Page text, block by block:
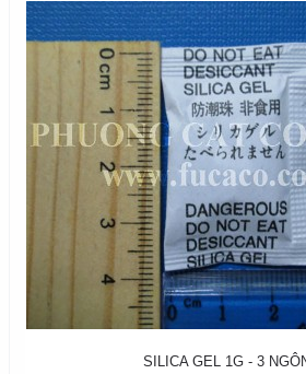
SILICA GEL 1G - 3